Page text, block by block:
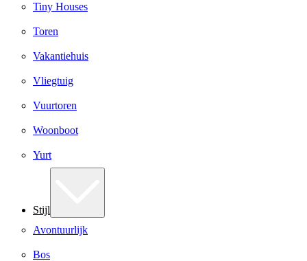
Tiny Houses
Toren
Vakantiehuis
Vliegtuig
Vuurtoren
Woonboot
Yurt
Stijl
Avontuurlijk
Bos